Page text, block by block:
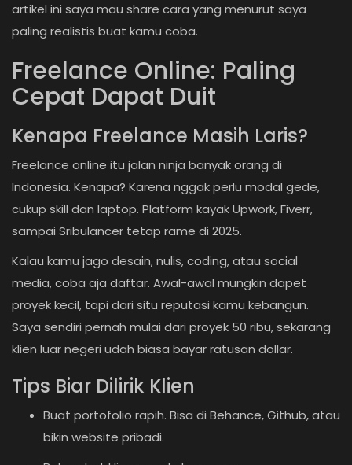
artikel ini saya mau share cara yang menurut saya
paling realistis buat kamu coba.
Freelance Online: Paling
Cepat Dapat Duit
Kenapa Freelance Masih Laris?
Freelance online itu jalan ninja banyak orang di
Indonesia. Kenapa? Karena nggak perlu modal gede,
cukup skill dan laptop. Platform kayak Upwork, Fiverr,
sampai Sribulancer tetap rame di 2025.
Kalau kamu jago desain, nulis, coding, atau social
media, coba aja daftar. Awal-awal mungkin dapet
proyek kecil, tapi dari situ reputasi kamu kebangun.
Saya sendiri pernah mulai dari proyek 50 ribu, sekarang
klien luar negeri udah biasa bayar ratusan dollar.
Tips Biar Dilirik Klien
Buat portofolio rapih. Bisa di Behance, Github, atau
bikin website pribadi.